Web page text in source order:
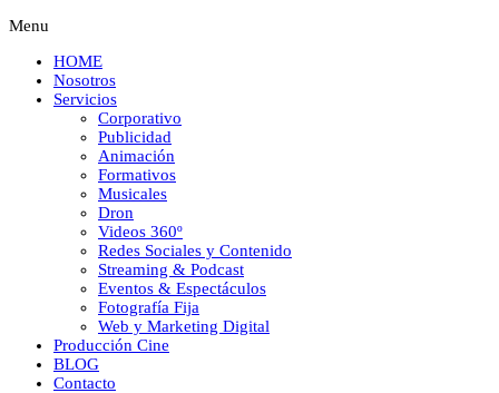
Menu
HOME
Nosotros
Servicios
Corporativo
Publicidad
Animación
Formativos
Musicales
Dron
Videos 360º
Redes Sociales y Contenido
Streaming & Podcast
Eventos & Espectáculos
Fotografía Fija
Web y Marketing Digital
Producción Cine
BLOG
Contacto